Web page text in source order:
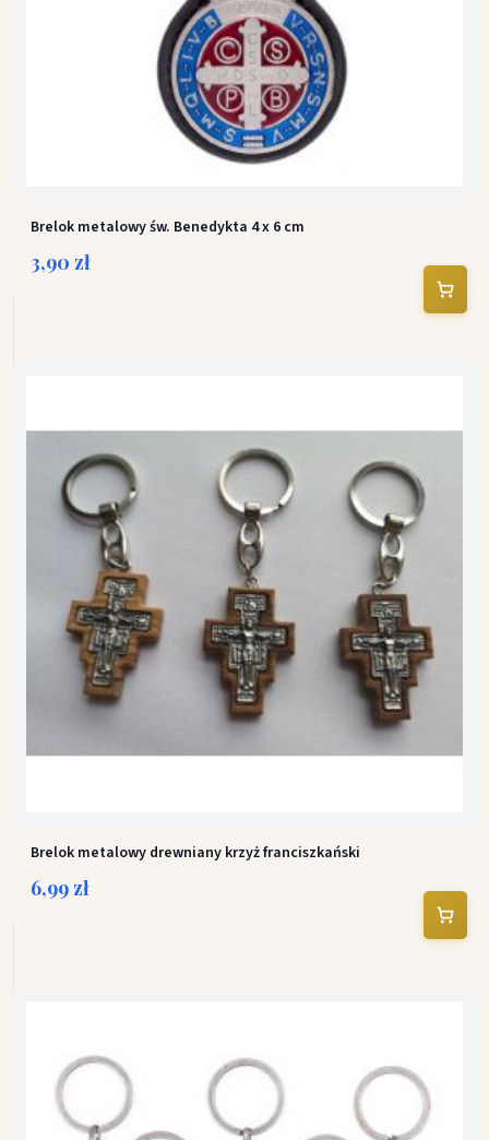
Brelok metalowy św. Benedykta 4 x 6 cm
3,90 zł
Brelok metalowy drewniany krzyż franciszkański
6,99 zł